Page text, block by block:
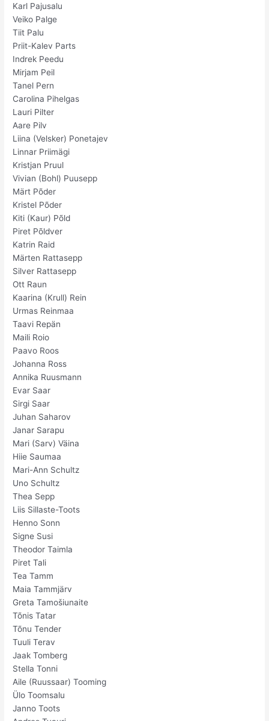
Karl Pajusalu
Veiko Palge
Tiit Palu
Priit-Kalev Parts
Indrek Peedu
Mirjam Peil
Tanel Pern
Carolina Pihelgas
Lauri Pilter
Aare Pilv
Liina (Velsker) Ponetajev
Linnar Priimägi
Kristjan Pruul
Vivian (Bohl) Puusepp
Märt Põder
Kristel Põder
Kiti (Kaur) Põld
Piret Põldver
Katrin Raid
Märten Rattasepp
Silver Rattasepp
Ott Raun
Kaarina (Krull) Rein
Urmas Reinmaa
Taavi Repän
Maili Roio
Paavo Roos
Johanna Ross
Annika Ruusmann
Evar Saar
Sirgi Saar
Juhan Saharov
Janar Sarapu
Mari (Sarv) Väina
Hiie Saumaa
Mari-Ann Schultz
Uno Schultz
Thea Sepp
Liis Sillaste-Toots
Henno Sonn
Signe Susi
Theodor Taimla
Piret Tali
Tea Tamm
Maia Tammjärv
Greta Tamošiunaite
Tõnis Tatar
Tõnu Tender
Tuuli Terav
Jaak Tomberg
Stella Tonni
Aile (Ruussaar) Tooming
Ülo Toomsalu
Janno Toots